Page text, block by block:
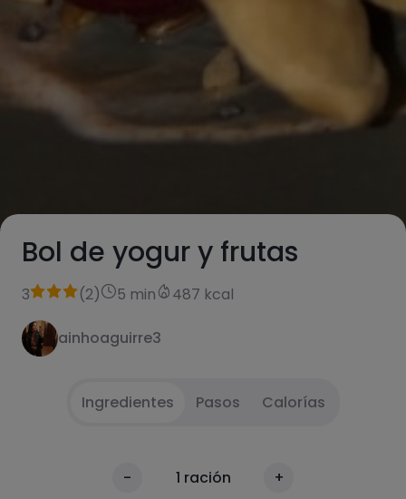
Bol de yogur y frutas
3 (2) 5 min 487 kcal
ainhoaguirre3
Ingredientes Pasos Calorías
- 1 ración +
Lavar las frambuesas